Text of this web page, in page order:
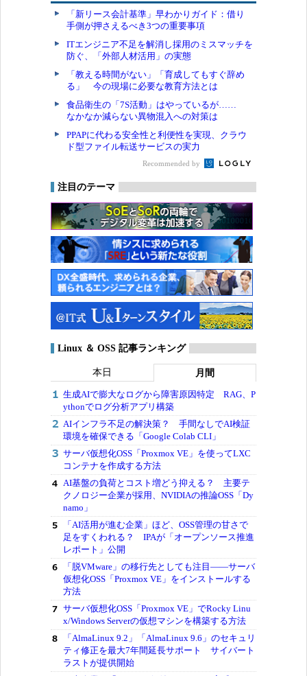
「新リース会計基準」早わかりガイド：借り
手側が押さえるべき3つの重要事項
ITエンジニア不足を解消し採用のミスマッチを
防ぐ、「外部人材活用」の実態
「教える時間がない」「育成してもすぐ辞め
る」 今の現場に必要な教育方法とは
食品衛生の「7S活動」はやっているが……
なかなか減らない異物混入への対策は
PPAPに代わる安全性と利便性を実現、クラウ
ド型ファイル転送サービスの実力
Recommended by
注目のテーマ
Linux ＆ OSS 記事ランキング
本日 月間
生成AIで膨大なログから障害原因特定 RAG、P
ythonでログ分析アプリ構築
AIインフラ不足の解決策？ 手間なしでAI検証
環境を確保できる「Google Colab CLI」
サーバ仮想化OSS「Proxmox VE」を使ってLXC
コンテナを作成する方法
AI基盤の負荷とコスト増どう抑える？ 主要テ
クノロジー企業が採用、NVIDIAの推論OSS「Dy
namo」
「AI活用が進む企業」ほど、OSS管理の甘さで
足をすくわれる？ IPAが「オープンソース推進
レポート」公開
「脱VMware」の移行先としても注目――サーバ
仮想化OSS「Proxmox VE」をインストールする
方法
サーバ仮想化OSS「Proxmox VE」でRocky Linu
x/Windows Serverの仮想マシンを構築する方法
「AlmaLinux 9.2」「AlmaLinux 9.6」のセキュリ
ティ修正を最大7年間延長サポート サイバート
ラストが提供開始